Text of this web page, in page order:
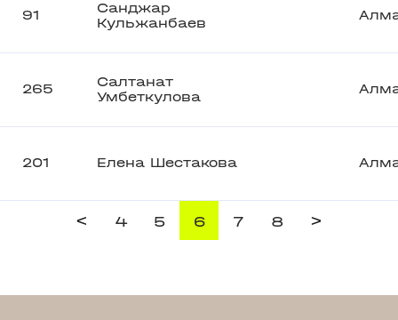
91
Санджар
Кульжанбаев
265
Салтанат
Умбеткулова
201 Елена Шестакова
< 4 5 6 7 8 >